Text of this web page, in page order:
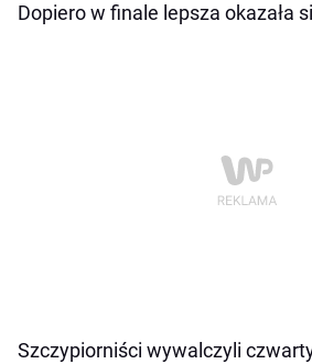
Dopiero w finale lepsza okazała
Szczypiorniści wywalczyli